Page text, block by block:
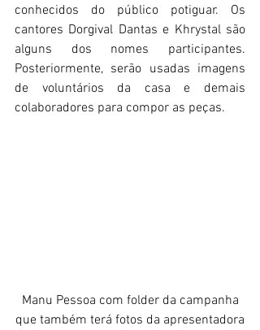
conhecidos do público potiguar. Os
cantores Dorgival Dantas e Khrystal são
alguns dos nomes participantes.
Posteriormente, serão usadas imagens
de voluntários da casa e demais
colaboradores para compor as peças.
que também terá fotos da apresentadora